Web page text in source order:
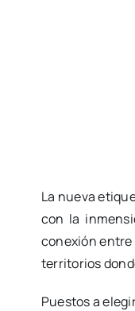
La nueva
con la
conexión entre
territorios
Puestos a